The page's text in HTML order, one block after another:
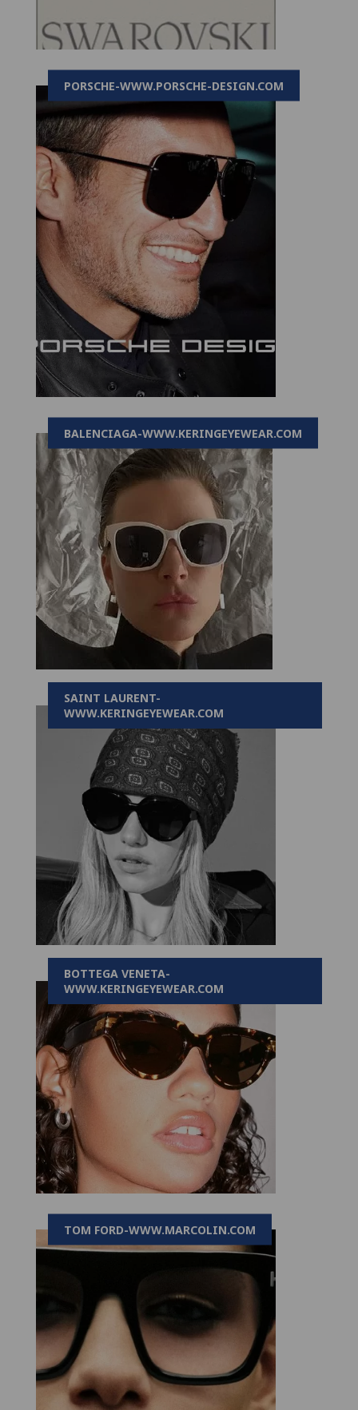
PORSCHE-WWW.PORSCHE-DESIGN.COM
BALENCIAGA-WWW.KERINGEYEWEAR.COM
SAINT LAURENT-
WWW.KERINGEYEWEAR.COM
BOTTEGA VENETA-
WWW.KERINGEYEWEAR.COM
TOM FORD-WWW.MARCOLIN.COM